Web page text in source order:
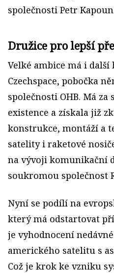
společnosti Petr
Družice pro lepší
Velké ambice má i další
Czechspace, pobočka
společnosti OHB. Má
existence a získala již
konstrukce, montáží a
satelity i raketové
na vývoji komunikační
soukromou společnost
Nyní se podílí na
který má odstartovat
je vyhodnocení
amerického satelitu s
Což je krok ke vzniku